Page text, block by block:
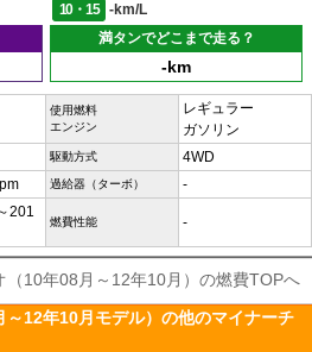
10・15
-km/L
満タンでどこまで走る？
-km
使用燃料
エンジン
レギュラー
ガソリン
駆動方式 4WD
過給器（ターボ） -
201
燃費性能 -
10年08月～12年10月）の燃費TOPへ
12年10月モデル）の他のマイナーチ